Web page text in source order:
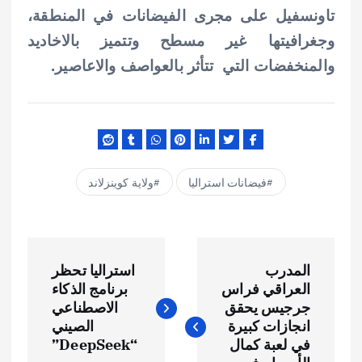
تاونسفيل على مجرى الفيضانات في المنطقة،
وجغرافيتها غير مسطح وتتميز بالاخاديد
والمنخفضات التي تتأثر بالعواصف والاعاصير.
فيضانات استراليا ولاية كوينزلاند
ص
المدرب
العراقي فراس
جرجيس يحقق
انجازات كبيرة
في لعبة كمال
استراليا تحظر
برنامج الذكاء
الاصطناعي
الصيني
“DeepSeek”